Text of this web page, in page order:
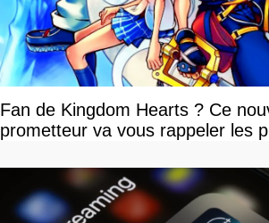
Fan de Kingdom Hearts ? Ce
prometteur va vous rappeler les